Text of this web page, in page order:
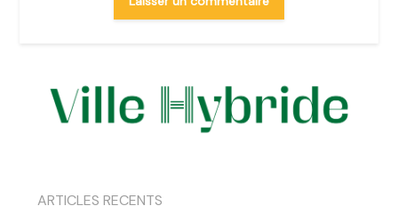
ARTICLES RECENTS